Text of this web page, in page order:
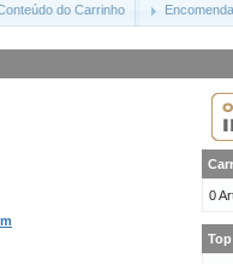
do Carrinho
0